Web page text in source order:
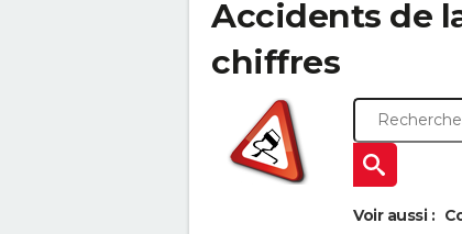
Accidents de
chiffres
Voir aussi :